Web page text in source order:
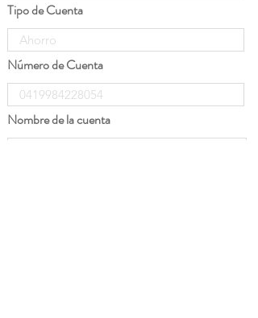
Tipo de Cuenta
Número de Cuenta
Nombre de la cuenta